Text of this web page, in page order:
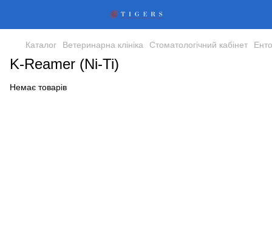
Каталог Ветеринарна клініка Стоматологічний кабінет
K-Reamer (Ni-Ti)
Немає товарів